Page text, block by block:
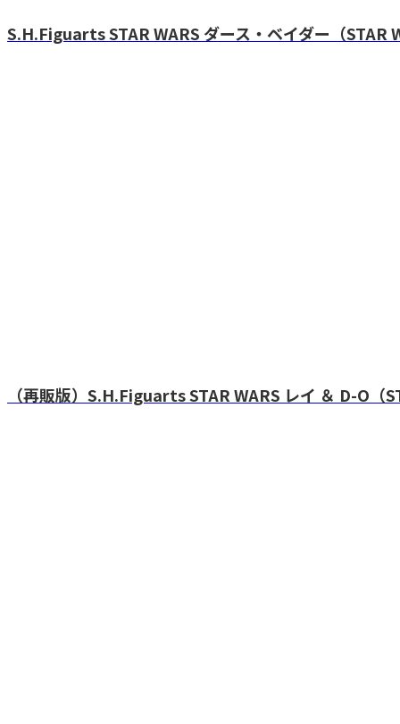
S.H.Figuarts STAR WARS ダース・ベイダー（STAR
（再販版）S.H.Figuarts STAR WARS レイ ＆ D-O（